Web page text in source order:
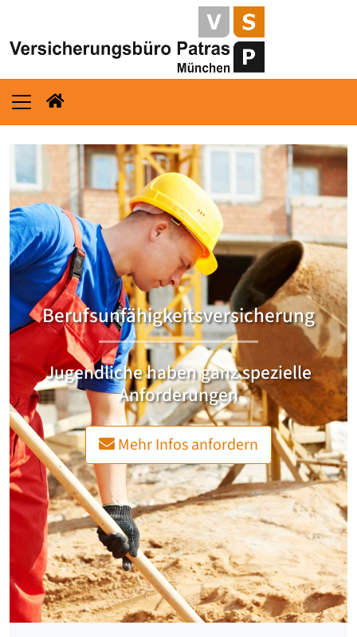
Berufsunfähigkeitsversicherung
Jugendliche haben ganz spezielle
Anforderungen
Mehr Infos anfordern